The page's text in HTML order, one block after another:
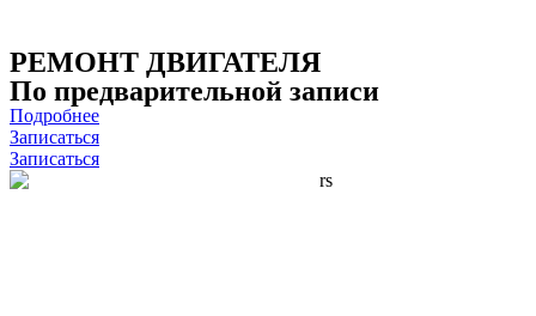
РЕМОНТ ДВИГАТЕЛЯ
По предварительной записи
Подробнее
Записаться
Записаться